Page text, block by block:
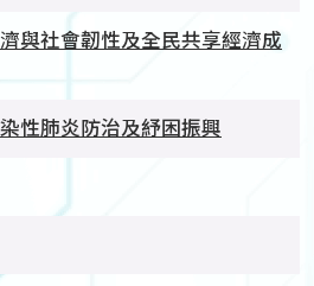
與社會韌性及全民共享經濟成
性肺炎防治及紓困振興